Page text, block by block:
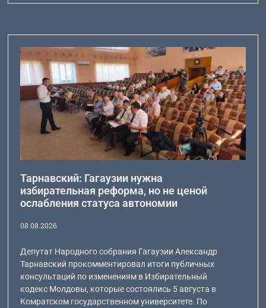
Тарнавский: Гагаузии нужна
избирательная реформа, но не ценой
ослабления статуса автономии
08.08.2026
Депутат Народного собрания Гагаузии Александр
Тарнавский прокомментировал итоги публичных
консультаций по изменениям в Избирательный
кодекс Молдовы, которые состоялись 5 августа в
Комратском государственном университете. По